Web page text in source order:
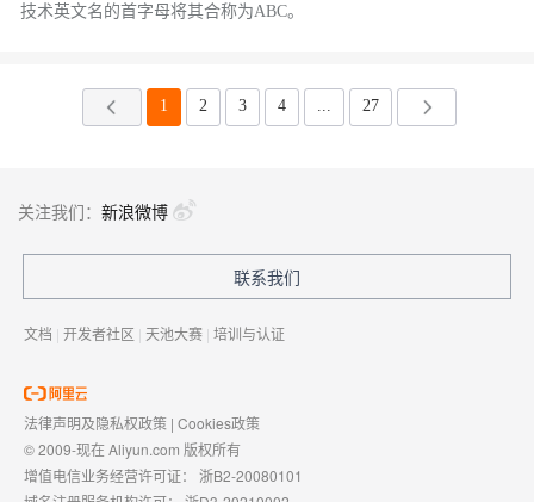
技术英文名的首字母将其合称为ABC。
1 2 3 4 ... 27
关注我们： 新浪微博
联系我们
文档 | 开发者社区 | 天池大赛 | 培训与认证
法律声明及隐私权政策 | Cookies政策
© 2009-现在 Aliyun.com 版权所有
增值电信业务经营许可证： 浙B2-20080101